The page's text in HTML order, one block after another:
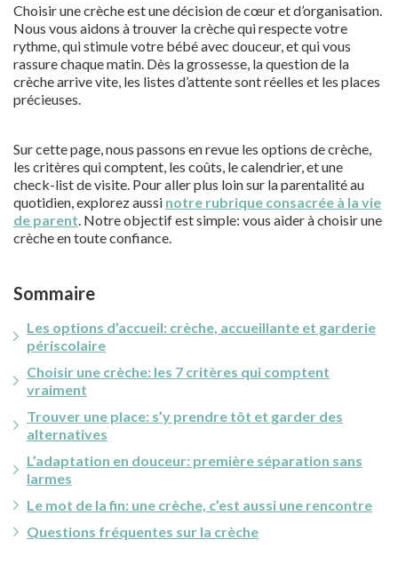
Choisir une crèche est une décision de cœur et d’organisation.
Nous vous aidons à trouver la crèche qui respecte votre
rythme, qui stimule votre bébé avec douceur, et qui vous
rassure chaque matin. Dès la grossesse, la question de la
crèche arrive vite, les listes d’attente sont réelles et les places
précieuses.
Sur cette page, nous passons en revue les options de crèche,
les critères qui comptent, les coûts, le calendrier, et une
check-list de visite. Pour aller plus loin sur la parentalité au
quotidien, explorez aussi notre rubrique consacrée à la vie
de parent . Notre objectif est simple: vous aider à choisir une
crèche en toute confiance.
Sommaire
Les options d’accueil: crèche, accueillante et garderie
périscolaire
Choisir une crèche: les 7 critères qui comptent
vraiment
Trouver une place: s’y prendre tôt et garder des
alternatives
L’adaptation en douceur: première séparation sans
larmes
Le mot de la fin: une crèche, c’est aussi une rencontre
Questions fréquentes sur la crèche